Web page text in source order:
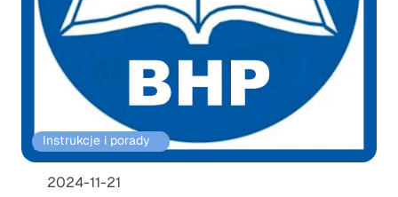
Instrukcje i porady⠀
2024-11-21